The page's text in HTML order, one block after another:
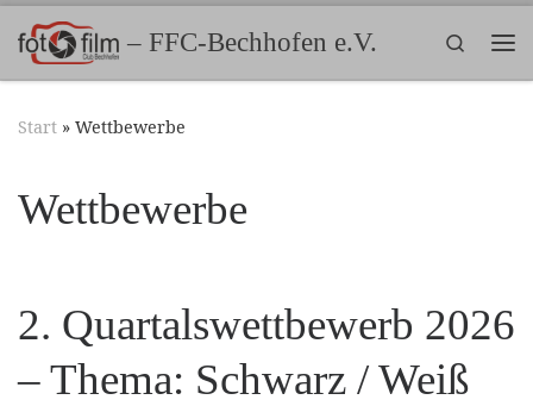
Zum Inhalt springen– FFC-Bechhofen e.V.
Search
Start » Wettbewerbe
Wettbewerbe
2. Quartalswettbewerb 2026
– Thema: Schwarz / Weiß